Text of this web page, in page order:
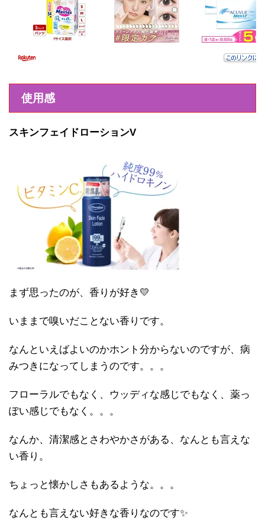
使用感
スキンフェイドローションV
まず思ったのが、香りが好き💛
いままで嗅いだことない香りです。
なんといえばよいのかホント分からないのですが、病
みつきになってしまうのです。。。
フローラルでもなく、ウッディな感じでもなく、薬っ
ぽい感じでもなく。。。
なんか、清潔感とさわやかさがある、なんとも言えな
い香り。
ちょっと懐かしさもあるような。。。
なんとも言えない好きな香りなのです✨